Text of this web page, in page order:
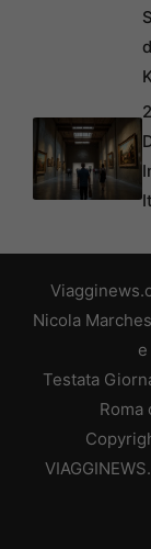
Nicola
Testata
Roma